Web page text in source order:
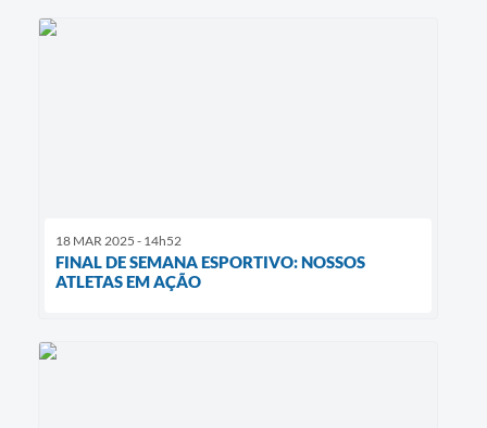
18 MAR 2025 - 14h52
FINAL DE SEMANA ESPORTIVO: NOSSOS
ATLETAS EM AÇÃO